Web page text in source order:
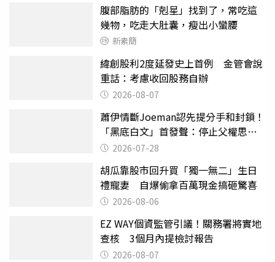
腹部脂肪的「剋星」找到了，常吃這
幾物，吃走大肚囊，瘦出小蠻腰
新素簡
緯創股利2度延發史上首例 金管會說
重話：考慮收回股務自辦
2026-08-07
蕭伊情斷Joeman認先提分手和封鎖！
「黑底白文」首發聲：停止父權思維
物化女性
2026-07-28
胡瓜靠股市回升買「獨一無二」生日
禮寵妻 自爆偷拿百萬現金搞砸驚喜
2026-08-06
EZ WAY個資監管引議！關務署將實地
查核 3個月內提檢討報告
2026-08-07